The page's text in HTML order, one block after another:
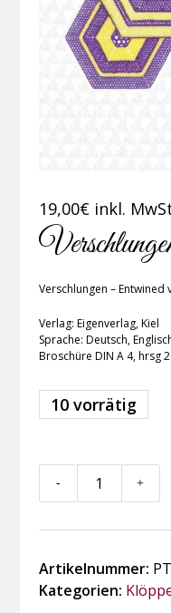
19,00€ inkl.
Verschlungen – Entwined
Verlag: Eigenverlag, Kiel
Sprache: Deutsch,
Broschüre DIN A 4, hrsg
10 vorrätig
Verschlungen
-
- +
Artikelnummer:
Kategorien: